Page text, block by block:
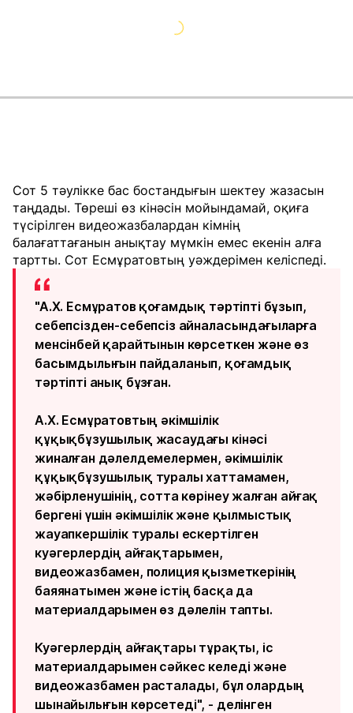
Сот 5 тәулікке бас бостандығын шектеу жазасын
таңдады. Төреші өз кінәсін мойындамай, оқиға
түсірілген видеожазбалардан кімнің
балағаттағанын анықтау мүмкін емес екенін алға
тартты. Сот Есмұратовтың уәждерімен келіспеді.
"А.Х. Есмұратов қоғамдық тәртіпті бұзып,
себепсізден-себепсіз айналасындағыларға
менсінбей қарайтынын көрсеткен және өз
басымдылығын пайдаланып, қоғамдық
тәртіпті анық бұзған.
А.Х. Есмұратовтың әкімшілік
құқықбұзушылық жасаудағы кінәсі
жиналған дәлелдемелермен, әкімшілік
құқықбұзушылық туралы хаттамамен,
жәбірленушінің, сотта көрінеу жалған айғақ
бергені үшін әкімшілік және қылмыстық
жауапкершілік туралы ескертілген
куәгерлердің айғақтарымен,
видеожазбамен, полиция қызметкерінің
баяянатымен және істің басқа да
материалдарымен өз дәлелін тапты.
Куәгерлердің айғақтары тұрақты, іс
материалдарымен сәйкес келеді және
видеожазбамен расталады, бұл олардың
шынайылығын көрсетеді", - делінген